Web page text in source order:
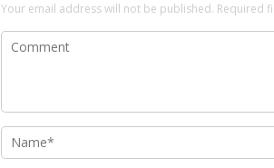
Your email address will not be published. Required